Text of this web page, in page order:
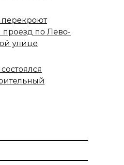
перекроют
проезд по Лево-
улице